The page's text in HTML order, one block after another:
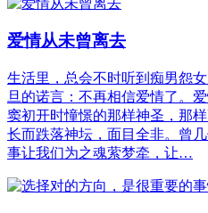
爱情从未曾离去
生活里，总会不时听到痴男怨
旦的诺言：不再相信爱情了。
窦初开时憧憬的那样神圣，那
长而跌落神坛，面目全非。曾
事让我们为之魂萦梦牵，让…